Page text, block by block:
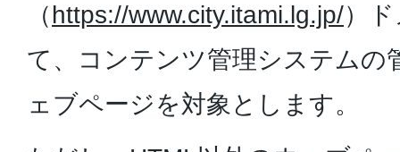
（https://www.city.itami.lg.jp/）
て、コンテンツ管理システムの
ェブページを対象とします。